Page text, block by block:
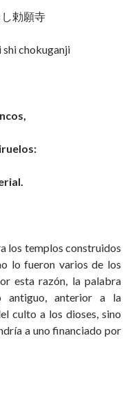
勅願寺
chokuganji
los templos construidos
lo fueron varios de los
esta razón, la palabra
antiguo, anterior a la
culto a los dioses, sino
a uno financiado por